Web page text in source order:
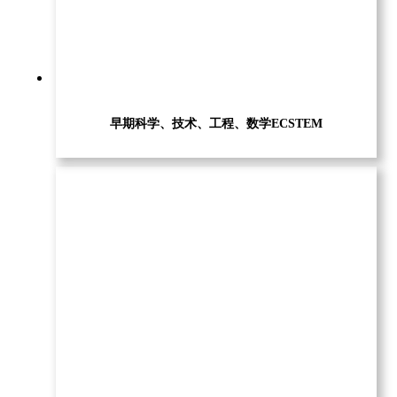
早期科学、技术、工程、数学ECSTEM